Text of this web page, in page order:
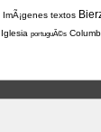
ImÃ¡genes textos
Iglesia portuguÃ©s